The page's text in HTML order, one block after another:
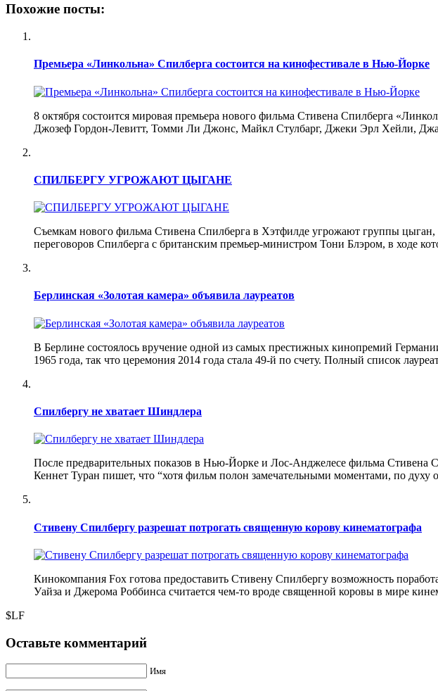
Похожие посты:
Премьера «Линкольна» Спилберга состоится на кинофестивале в Нью-Йорке
8 октября состоится мировая премьера нового фильма Стивена Спилберга
Джозеф Гордон-Левитт, Томми Ли Джонс, Майкл Стулбарг, Джеки Эрл Хейли,
СПИЛБЕРГУ УГРОЖАЮТ ЦЫГАНЕ
Съемкам нового фильма Стивена Спилберга в Хэтфилде угрожают группы цыган,
переговоров Спилберга с британским премьер-министром Тони Блэром, в ходе
Берлинская «Золотая камера» объявила лауреатов
В Берлине состоялось вручение одной из самых престижных кинопремий
1965 года, так что церемония 2014 года стала 49-й по счету. Полный список
Спилбергу не хватает Шиндлера
После предварительных показов в Нью-Йорке и Лос-Анджелесе фильма Стивена
Кеннет Туран пишет, что “хотя фильм полон замечательными моментами, по
Стивену Спилбергу разрешат потрогать священную корову кинематографа
Кинокомпания Fox готова предоставить Стивену Спилбергу возможность
Уайза и Джерома Роббинса считается чем-то вроде священной коровы в мире
$LF
Оставьте комментарий
Имя